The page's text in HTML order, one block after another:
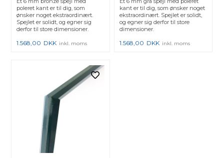
poleret kant er til dig, som
ønsker noget ekstraordinært.
Spejlet er solidt, og egner sig
derfor til store dimensioner.
1.568,00 DKK inkl. moms
kant er til dig, som ønsker noget
ekstraordinært. Spejlet er solidt,
og egner sig derfor til store
dimensioner.
1.568,00 DKK inkl. moms